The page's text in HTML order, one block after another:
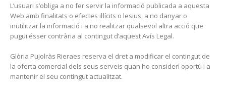
L’usuari s’obliga a no fer servir la informació publicada a aquesta
Web amb finalitats o efectes il·lícits o lesius, a no danyar o
inutilitzar la informació i a no realitzar qualsevol altra acció que
pugui ésser contrària al contingut d’aquest Avís Legal.
Glòria Pujolràs Rieraes reserva el dret a modificar el contingut de
la oferta comercial dels seus serveis quan ho consideri oportú i a
mantenir el seu contingut actualitzat.